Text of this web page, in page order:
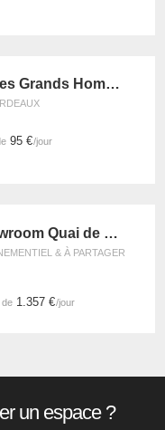
Boutique des Grands Hommes, Bordeaux
95 €/jour
Grand Showroom Quai de Saône
& À PARTAGER
1.357 €/jour
un espace ?